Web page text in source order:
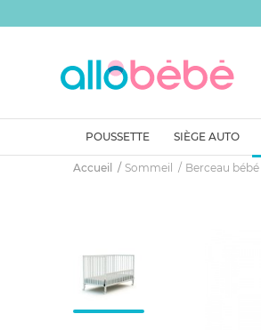
POUSSETTE SIÈGE AUTO
Accueil Sommeil Berceau bébé